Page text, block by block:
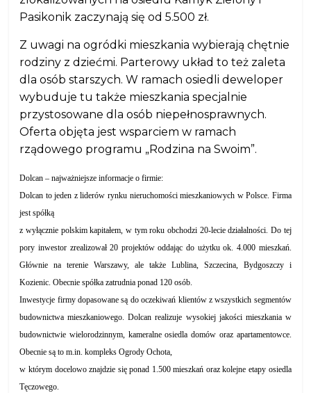
Pasikonik zaczynają się od 5.500 zł.
Z uwagi na ogródki mieszkania wybierają chętnie
rodziny z dziećmi. Parterowy układ to też zaleta
dla osób starszych. W ramach osiedli deweloper
wybuduje tu także mieszkania specjalnie
przystosowane dla osób niepełnosprawnych.
Oferta objęta jest wsparciem w ramach
rządowego programu „Rodzina na Swoim”.
Dolcan – najważniejsze informacje o firmie:
Dolcan to jeden z liderów rynku nieruchomości mieszkaniowych w Polsce. Firma
jest spółką
z wyłącznie polskim kapitałem, w tym roku obchodzi 20-lecie działalności. Do tej
pory inwestor zrealizował 20 projektów oddając do użytku ok. 4.000 mieszkań.
Głównie na terenie Warszawy, ale także Lublina, Szczecina, Bydgoszczy i
Kozienic. Obecnie spółka zatrudnia ponad 120 osób.
Inwestycje firmy dopasowane są do oczekiwań klientów z wszystkich segmentów
budownictwa mieszkaniowego. Dolcan realizuje wysokiej jakości mieszkania w
budownictwie wielorodzinnym, kameralne osiedla domów oraz apartamentowce.
Obecnie są to m.in. kompleks Ogrody Ochota,
w którym docelowo znajdzie się ponad 1.500 mieszkań oraz kolejne etapy osiedla
Tęczowego.